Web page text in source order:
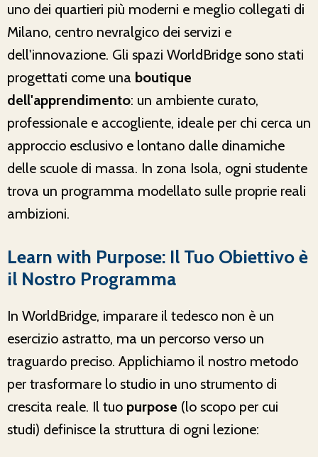
uno dei quartieri più moderni e meglio collegati di
Milano, centro nevralgico dei servizi e
dell'innovazione. Gli spazi WorldBridge sono stati
progettati come una boutique
dell'apprendimento: un ambiente curato,
professionale e accogliente, ideale per chi cerca un
approccio esclusivo e lontano dalle dinamiche
delle scuole di massa. In zona Isola, ogni studente
trova un programma modellato sulle proprie reali
ambizioni.
Learn with Purpose: Il Tuo Obiettivo è
il Nostro Programma
In WorldBridge, imparare il tedesco non è un
esercizio astratto, ma un percorso verso un
traguardo preciso. Applichiamo il nostro metodo
per trasformare lo studio in uno strumento di
crescita reale. Il tuo purpose (lo scopo per cui
studi) definisce la struttura di ogni lezione: